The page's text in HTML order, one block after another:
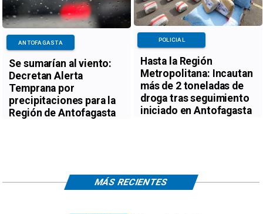
Se sumarían al viento:
Decretan Alerta
Temprana por
precipitaciones para la
Región de Antofagasta
ANTOFAGASTA
Hasta la Región
Metropolitana: Incautan
más de 2 toneladas de
droga tras seguimiento
iniciado en Antofagasta
POLICIAL
MÁS RECIENTES